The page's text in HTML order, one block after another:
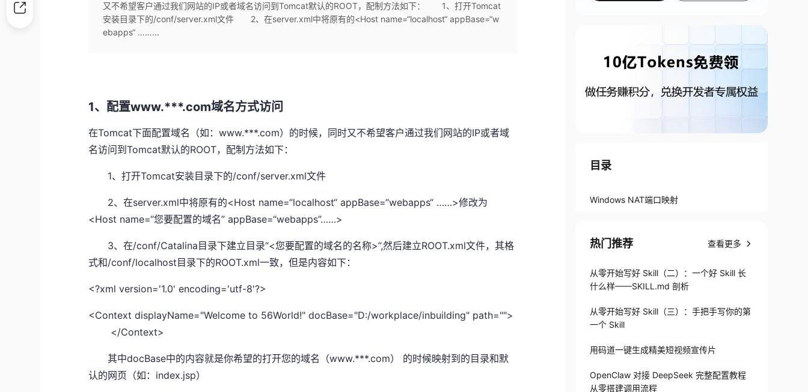
又不希望客户通过我们网站的IP或者域名访问到Tomcat默认的ROOT，配制方法如下： 1、打开Tomcat
安装目录下的/conf/server.xml文件 2、在server.xml中将原有的<Host name=“localhost“ appBase=“w
ebapps“ ……...
1、配置www.***.com域名方式访问
在Tomcat下面配置域名（如：www.***.com）的时候，同时又不希望客户通过我们网站的IP或者域
名访问到Tomcat默认的ROOT，配制方法如下：
1、打开Tomcat安装目录下的/conf/server.xml文件
2、在server.xml中将原有的<Host name=“localhost“ appBase=“webapps“ ……>修改为
<Host name=“您要配置的域名” appBase=“webapps”……>
3、在/conf/Catalina目录下建立目录“<您要配置的域名的名称>”,然后建立ROOT.xml文件，其格
式和/conf/localhost目录下的ROOT.xml一致，但是内容如下：
<?xml version='1.0' encoding='utf-8'?>
<Context displayName="Welcome to 56World!" docBase="D:/workplace/inbuilding" path="">
</Context>
其中docBase中的内容就是你希望的打开您的域名（www.***.com） 的时候映射到的目录和默
认的网页（如：index.jsp）
目录
Windows NAT端口映射
热门推荐 查看更多
从零开始写好 Skill（二）：一个好 Skill 长
什么样——SKILL.md 剖析
从零开始写好 Skill（三）：手把手写你的第
一个 Skill
用码道一键生成精美短视频宣传片
OpenClaw 对接 DeepSeek 完整配置教程
从零搭建调用流程